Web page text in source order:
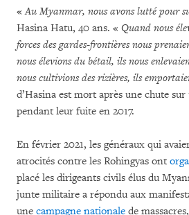
«Au Myanmar, nous avons lutté pour
Hasina Hatu, 40 ans. « Quand nous
forces des gardes-frontières nous
nous élevions du bétail, ils nous
nous cultivions des rizières, ils
d’Hasina est mort après une chute
pendant leur fuite en 2017.
En février 2021, les généraux qui
atrocités contre les Rohingyas ont
placé les dirigeants civils élus du
junte militaire a répondu aux
une campagne nationale de